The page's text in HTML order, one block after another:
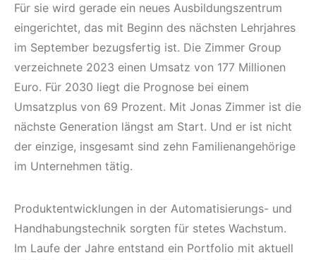
Für sie wird gerade ein neues Ausbildungszentrum
eingerichtet, das mit Beginn des nächsten Lehrjahres
im September bezugsfertig ist. Die Zimmer Group
verzeichnete 2023 einen Umsatz von 177 Millionen
Euro. Für 2030 liegt die Prognose bei einem
Umsatzplus von 69 Prozent. Mit Jonas Zimmer ist die
nächste Generation längst am Start. Und er ist nicht
der einzige, insgesamt sind zehn Familienangehörige
im Unternehmen tätig.
Produktentwicklungen in der Automatisierungs- und
Handhabungstechnik sorgten für stetes Wachstum.
Im Laufe der Jahre entstand ein Portfolio mit aktuell